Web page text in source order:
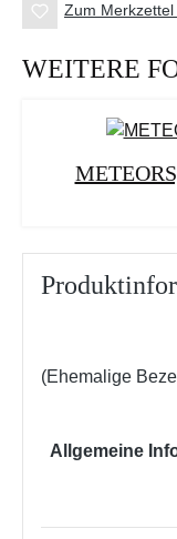
Zum
WEITERE
(Ehemalige
Allgemeine